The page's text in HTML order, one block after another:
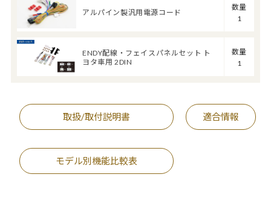
アルパイン製汎用電源コード
数量
1
ENDY配線・フェイスパネルセット ト
ヨタ車用 2DIN
数量
1
取扱/取付説明書 適合情報
モデル別機能比較表